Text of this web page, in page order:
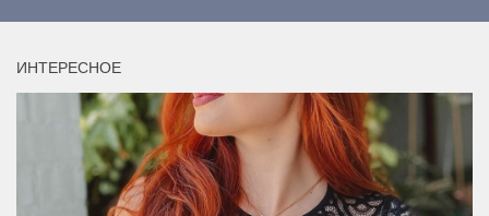
ИНТЕРЕСНОЕ